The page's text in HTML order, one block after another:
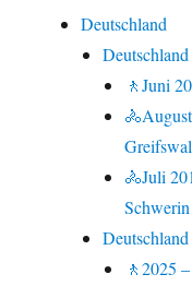
Deutschland
🚶Juni
🚴Juli
🚶2025